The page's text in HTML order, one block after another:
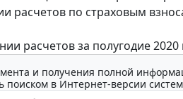
расчетов по страховым
расчетов за полугодие 2020
и получения полной
поиском в Интернет-версии